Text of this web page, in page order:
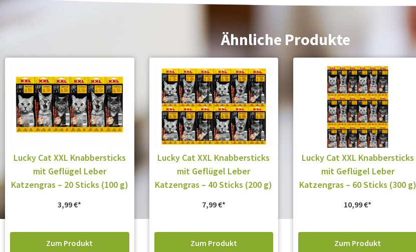
Ähnliche Produkte
Lucky Cat XXL Knabbersticks
mit Geflügel Leber
Katzengras – 20 Sticks (100 g)
3,99€
Zum Produkt
Lucky Cat XXL Knabbersticks
mit Geflügel Leber
Katzengras – 40 Sticks (200 g)
7,99€
Zum Produkt
Lucky Cat XXL Knabbersticks
mit Geflügel Leber
Katzengras – 60 Sticks (300 g)
10,99€
Zum Produkt